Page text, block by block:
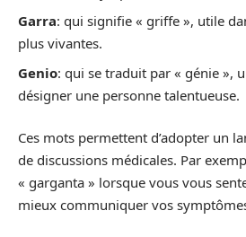
Garra: qui signifie « griffe », utile
plus vivantes.
Genio: qui se traduit par « génie »,
désigner une personne talentueuse.
Ces mots permettent d’adopter un
de discussions médicales. Par
« garganta » lorsque vous vous
mieux communiquer vos